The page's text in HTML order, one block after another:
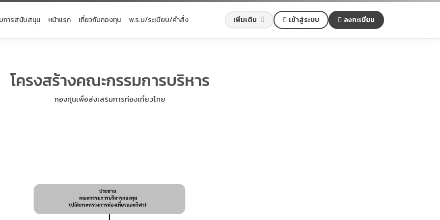
การสนับสนุน หน้าแรก เกี่ยวกับกองทุน พ.ร.บ/ระเบียบ/คำสั่ง เพิ่มเติม เข้าสู่ระบบ ลงทะเบียน
โครงสร้างคณะกรรมการบริหาร
กองทุนเพื่อส่งเสริมการท่องเที่ยวไทย